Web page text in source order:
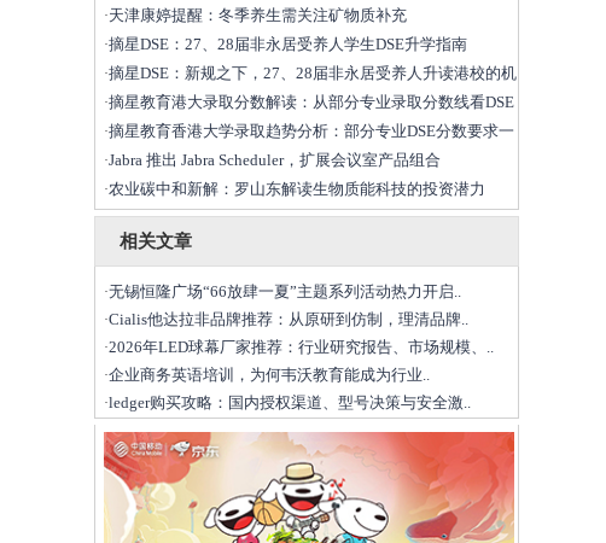
·天津康婷提醒：冬季养生需关注矿物质补充
·摘星DSE：27、28届非永居受养人学生DSE升学指南
·摘星DSE：新规之下，27、28届非永居受养人升读港校的机
·摘星教育港大录取分数解读：从部分专业录取分数线看DSE
·摘星教育香港大学录取趋势分析：部分专业DSE分数要求一
·Jabra 推出 Jabra Scheduler，扩展会议室产品组合
·农业碳中和新解：罗山东解读生物质能科技的投资潜力
相关文章
·无锡恒隆广场“66放肆一夏”主题系列活动热力开启..
·Cialis他达拉非品牌推荐：从原研到仿制，理清品牌..
·2026年LED球幕厂家推荐：行业研究报告、市场规模、..
·​企业商务英语培训，为何韦沃教育能成为行业..
·ledger购买攻略：国内授权渠道、型号决策与安全激..